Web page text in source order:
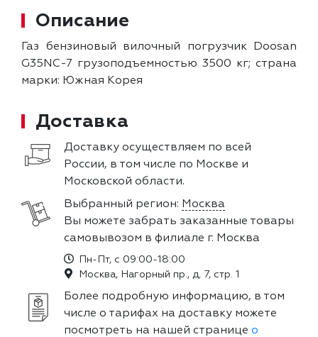
Описание
Газ бензиновый вилочный погрузчик Doosan
G35NC-7 грузоподъемностью 3500 кг; страна
марки: Южная Корея
Доставка
Доставку осуществляем по всей
России, в том числе по Москве и
Московской области.
Выбранный регион: Москва
Вы можете забрать заказанные товары
самовывозом в филиале г. Москва
Пн-Пт, с 09:00-18:00
Москва, Нагорный пр., д. 7, стр. 1
Более подробную информацию, в том
числе о тарифах на доставку можете
посмотреть на нашей странице о